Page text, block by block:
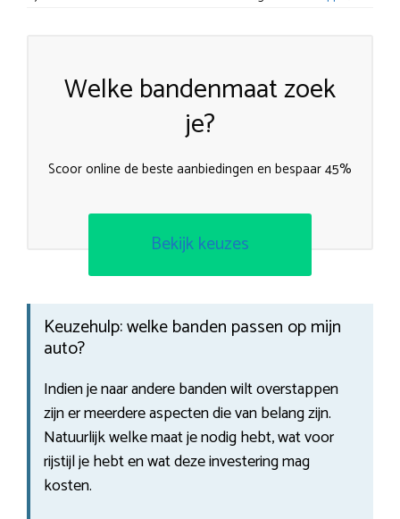
Welke bandenmaat zoek
je?
Scoor online de beste aanbiedingen en bespaar 45%
Bekijk keuzes
Keuzehulp: welke banden passen op mijn
auto?
Indien je naar andere banden wilt overstappen
zijn er meerdere aspecten die van belang zijn.
Natuurlijk welke maat je nodig hebt, wat voor
rijstijl je hebt en wat deze investering mag
kosten.